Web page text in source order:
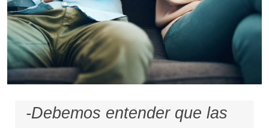
-Debemos entender que las